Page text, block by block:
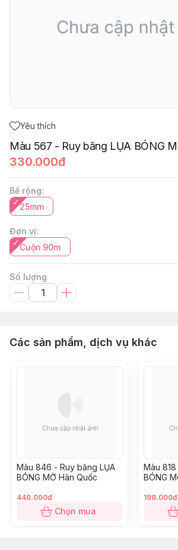
Yêu thích
Màu 567 - Ruy băng LỤA BÓNG
330.000đ
Bề rộng:
25mm
Đơn vị:
Cuộn 90m
Số lượng
Các sản phẩm, dịch vụ khác
Màu 846 - Ruy băng LỤA
BÓNG MỜ Hàn Quốc
440.000đ
Chọn mua
Màu
BÓNG
198.000đ